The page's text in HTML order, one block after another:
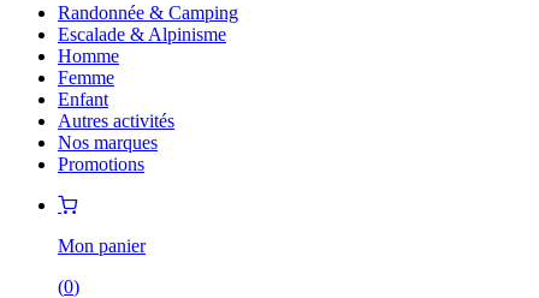
Randonnée & Camping
Escalade & Alpinisme
Homme
Femme
Enfant
Autres activités
Nos marques
Promotions
Mon panier
(0)